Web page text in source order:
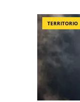
TERRITORIO